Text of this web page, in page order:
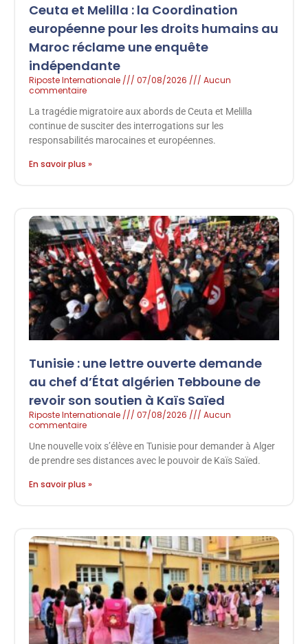
Ceuta et Melilla : la Coordination
européenne pour les droits humains au
Maroc réclame une enquête
indépendante
Riposte Internationale 07/08/2026
Aucun
commentaire
La tragédie migratoire aux abords de Ceuta et Melilla
continue de susciter des interrogations sur les
responsabilités marocaines et européennes.
En savoir plus »
Tunisie : une lettre ouverte demande
au chef d’État algérien Tebboune de
revoir son soutien à Kaïs Saïed
Riposte Internationale 07/08/2026
Aucun
commentaire
Une nouvelle voix s’élève en Tunisie pour demander à Alger
de prendre ses distances avec le pouvoir de Kaïs Saïed.
En savoir plus »